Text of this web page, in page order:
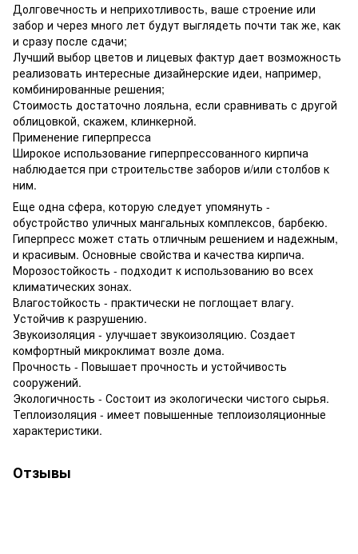
Долговечность и неприхотливость, ваше строение или
забор и через много лет будут выглядеть почти так же, как
и сразу после сдачи;
Лучший выбор цветов и лицевых фактур дает возможность
реализовать интересные дизайнерские идеи, например,
комбинированные решения;
Стоимость достаточно лояльна, если сравнивать с другой
облицовкой, скажем, клинкерной.
Применение гиперпресса
Широкое использование гиперпрессованного кирпича
наблюдается при строительстве заборов и/или столбов к
ним.
Еще одна сфера, которую следует упомянуть -
обустройство уличных мангальных комплексов, барбекю.
Гиперпресс может стать отличным решением и надежным,
и красивым. Основные свойства и качества кирпича.
Морозостойкость - подходит к использованию во всех
климатических зонах.
Влагостойкость - практически не поглощает влагу.
Устойчив к разрушению.
Звукоизоляция - улучшает звукоизоляцию. Создает
комфортный микроклимат возле дома.
Прочность - Повышает прочность и устойчивость
сооружений.
Экологичность - Состоит из экологически чистого сырья.
Теплоизоляция - имеет повышенные теплоизоляционные
характеристики.
Отзывы